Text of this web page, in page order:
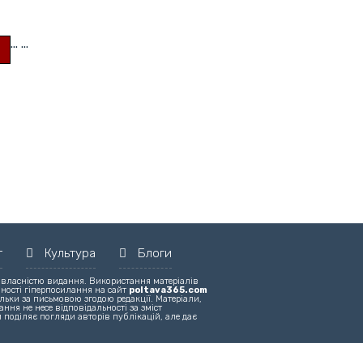
... ...
Культура Блоги
видання. Використання матеріалів
гіперпосилання на сайт poltava365.com
за письмовою згодою редакції. Матеріали,
не несе відповідальності за зміст
погляди авторів публікацій, але дає